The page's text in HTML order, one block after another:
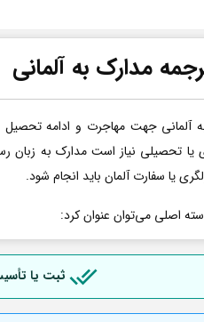
مدارک به آلمانی
جهت مهاجرت و ادامه تحصیل
یا تحصیلی نیاز است مدارک به
یا سفارت آلمان باید انجام شود.
اصلی می‌توان عنوان کرد:
ثبت یا